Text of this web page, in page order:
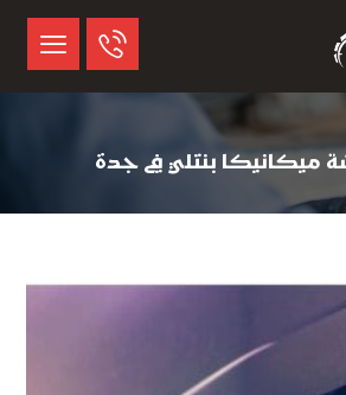
ميكانيكا بنتلي في جدة